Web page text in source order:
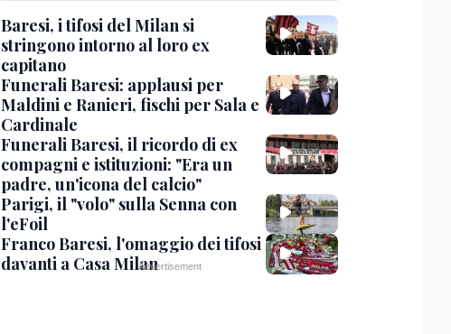
Baresi, i tifosi del Milan si
stringono intorno al loro ex
capitano
Funerali Baresi: applausi per
Maldini e Ranieri, fischi per Sala e
Cardinale
Funerali Baresi, il ricordo di ex
compagni e istituzioni: "Era un
padre, un'icona del calcio"
Parigi, il "volo" sulla Senna con
l'eFoil
Franco Baresi, l'omaggio dei tifosi
davanti a Casa Milan